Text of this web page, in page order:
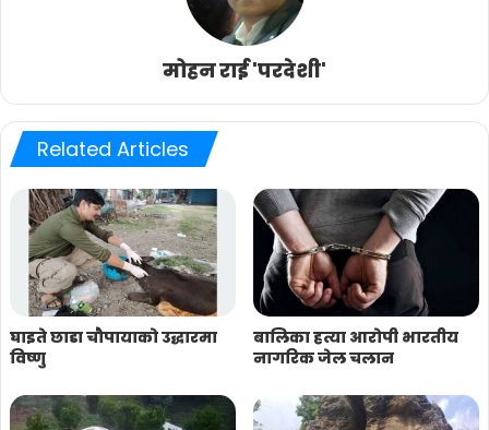
मोहन राई 'परदेशी'
Related Articles
घाइते छाडा चौपायाको उद्धारमा
विष्णु
बालिका हत्या आरोपी भारतीय
नागरिक जेल चलान